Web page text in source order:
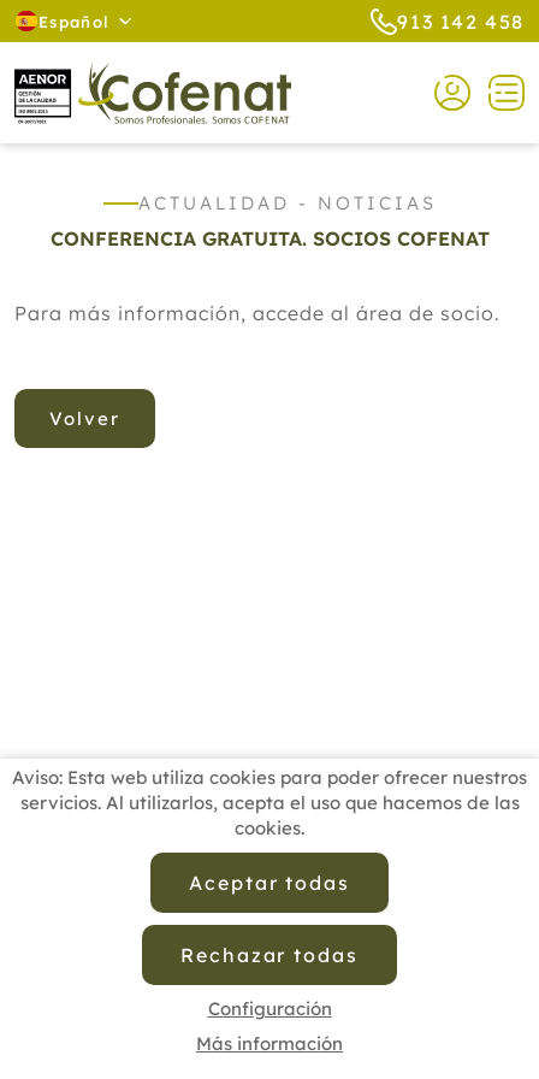
Español 913 142 458
ACTUALIDAD - NOTICIAS
CONFERENCIA GRATUITA. SOCIOS COFENAT
Para más información, accede al área de socio.
Volver
Aviso: Esta web utiliza cookies para poder ofrecer nuestros
servicios. Al utilizarlos, acepta el uso que hacemos de las
cookies.
Aceptar todas
Rechazar todas
Configuración
Más información
BUSCADOR PROFESIONALES
ESCUELAS RECOMENDADAS
CONTACTO
Política de Privacidad de Datos
Política de Calidad
Política de Cookies
Configuración de Cookies
© 2025 - Diseño y programación por